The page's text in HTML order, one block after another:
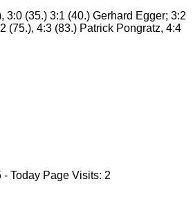
3:0 (35.) 3:1 (40.) Gerhard Egger; 3:2
(75.), 4:3 (83.) Patrick Pongratz, 4:4
Today Page Visits: 2